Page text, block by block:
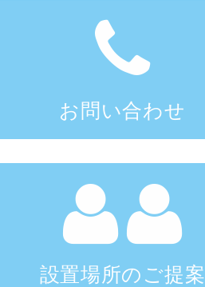
お問い合わせ
設置場所のご提案